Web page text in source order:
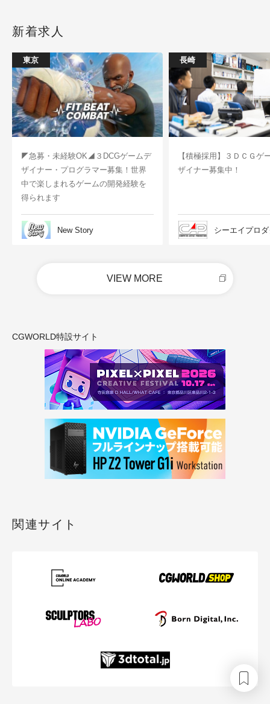
新着求人
東京
◤急募・未経験OK◢３DCGゲームデ
ザイナー・プログラマー募集！世界
中で楽しまれるゲームの開発経験を
得られます
New Story
長崎
【積極採用】３ＤＣＧゲ
ザイナー募集中！
シーエイプロ
VIEW MORE
CGWORLD特設サイト
関連サイト